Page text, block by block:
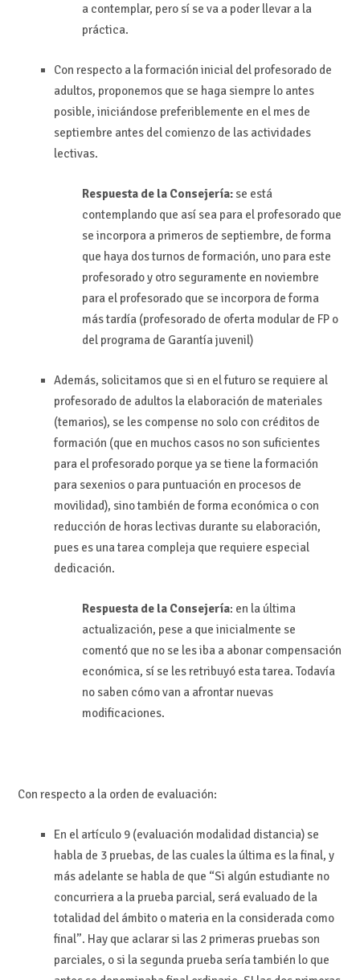
a contemplar, pero sí se va a poder llevar a la
práctica.
Con respecto a la formación inicial del profesorado de
adultos, proponemos que se haga siempre lo antes
posible, iniciándose preferiblemente en el mes de
septiembre antes del comienzo de las actividades
lectivas.
Respuesta de la Consejería:se está
contemplando que así sea para el profesorado que
se incorpora a primeros de septiembre, de forma
que haya dos turnos de formación, uno para este
profesorado y otro seguramente en noviembre
para el profesorado que se incorpora de forma
más tardía (profesorado de oferta modular de FP o
del programa de Garantía juvenil)
Además, solicitamos que si en el futuro se requiere al
profesorado de adultos la elaboración de materiales
(temarios), se les compense no solo con créditos de
formación (que en muchos casos no son suficientes
para el profesorado porque ya se tiene la formación
para sexenios o para puntuación en procesos de
movilidad), sino también de forma económica o con
reducción de horas lectivas durante su elaboración,
pues es una tarea compleja que requiere especial
dedicación.
Respuesta de la Consejería: en la última
actualización, pese a que inicialmente se
comentó que no se les iba a abonar compensación
económica, sí se les retribuyó esta tarea. Todavía
no saben cómo van a afrontar nuevas
modificaciones.
Con respecto a la orden de evaluación:
En el artículo 9 (evaluación modalidad distancia) se
habla de 3 pruebas, de las cuales la última es la final, y
más adelante se habla de que “Si algún estudiante no
concurriera a la prueba parcial, será evaluado de la
totalidad del ámbito o materia en la considerada como
final”. Hay que aclarar si las 2 primeras pruebas son
parciales, o si la segunda prueba sería también lo que